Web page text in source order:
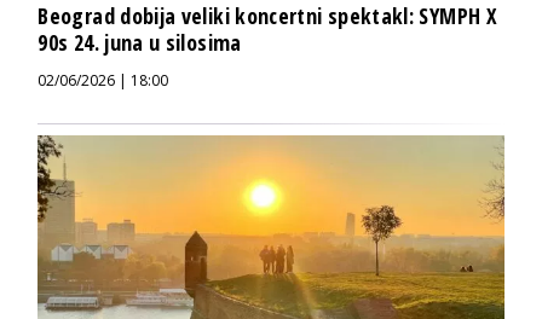
Beograd dobija veliki koncertni spektakl: SYMPH X
90s 24. juna u silosima
02/06/2026 | 18:00